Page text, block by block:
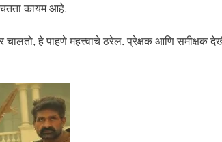
कायम आहे.
चालतो, हे पाहणे महत्त्वाचे ठरेल. प्रेक्षक आणि समीक्षक